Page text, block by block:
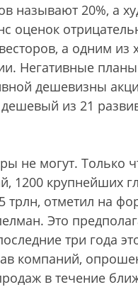
называют 20%, а
оценок
а одним из
Негативные
дешевизны
из 21
не могут. Только
1200 крупнейших
отметил на
Это
три года
компаний,
в течение